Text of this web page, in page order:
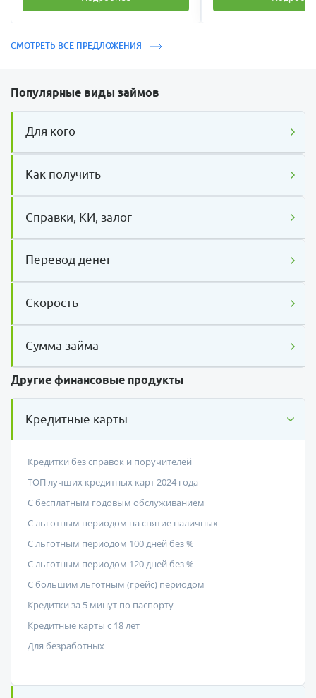
СМОТРЕТЬ ВСЕ ПРЕДЛОЖЕНИЯ
Популярные виды займов
Для кого
Как получить
Справки, КИ, залог
Перевод денег
Скорость
Сумма займа
Другие финансовые продукты
Кредитные карты
Кредитки без справок и поручителей
ТОП лучших кредитных карт 2024 года
С бесплатным годовым обслуживанием
С льготным периодом на снятие наличных
С льготным периодом 100 дней без %
С льготным периодом 120 дней без %
С большим льготным (грейс) периодом
Кредитки за 5 минут по паспорту
Кредитные карты с 18 лет
Для безработных